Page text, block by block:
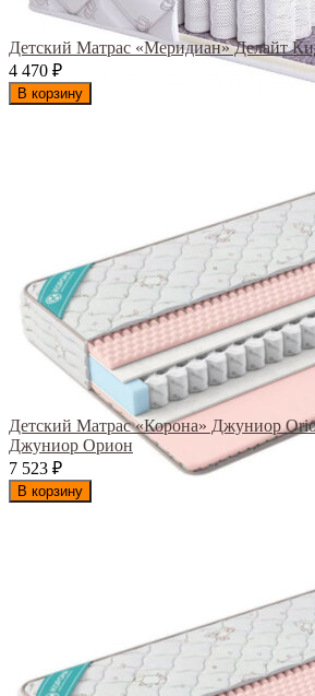
Детский Матрас «Меридиан» Делайт
4 470 ₽
В корзину
Детский Матрас «Корона» Джуниор
Джуниор Орион
7 523 ₽
В корзину